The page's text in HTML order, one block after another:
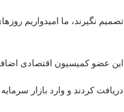
تصمیم نگیرند، ما امیدواریم
این عضو کمیسیون اقتصادی
دریافت کردند و وارد بازار